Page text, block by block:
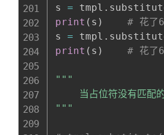
s = tmpl .
print ( s )
# 花了
s = tmpl .
print ( s ) # 花了
"""
当占位符没有匹配
"""